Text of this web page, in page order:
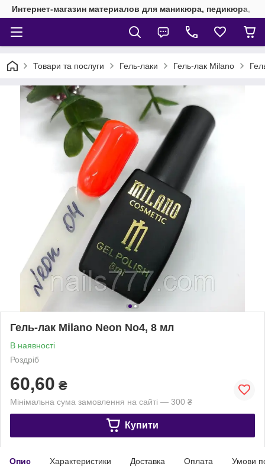
Интернет-магазин материалов для маникюра, педикюра,
Товари та послуги Гель-лаки Гель-лак Milano
Гель-лак Milano Neon No4, 8 мл
В наявності
Роздріб
60,60 ₴
Мінімальна сума замовлення на сайті — 300 ₴
Купити
Опис Характеристики Доставка Оплата Умови